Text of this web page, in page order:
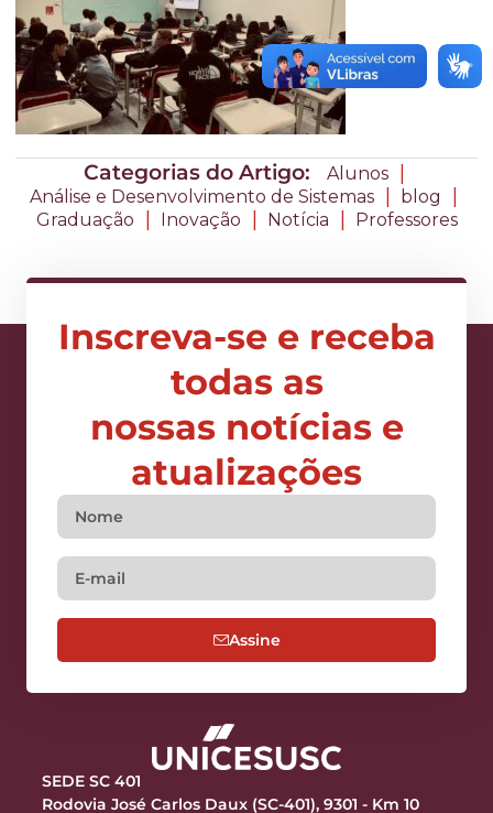
Categorias do Artigo: Alunos |
Análise e Desenvolvimento de Sistemas | blog |
Graduação | Inovação | Notícia | Professores
Inscreva-se e receba
todas as
nossas notícias e
atualizações
Assine
SEDE SC 401
Rodovia José Carlos Daux (SC-401), 9301 - Km 10